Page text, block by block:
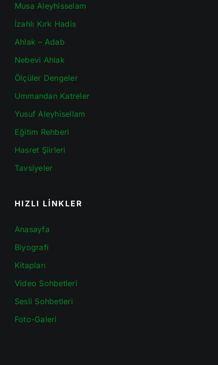
Musa Aleyhisselam
İzahlı Kırk Hadis
Ahlak – Adab
Nebevi Ahlak
Ölçüler Dengeler
Ummandan Katreler
Yusuf Aleyhisellam
Eğitim Rehberi
Hasret Şiirleri
Tavsiyeler
HIZLI LİNKLER
Anasayfa
Biyografi
Kitapları
Video Sohbetleri
Sesli Sohbetleri
Foto-Galeri